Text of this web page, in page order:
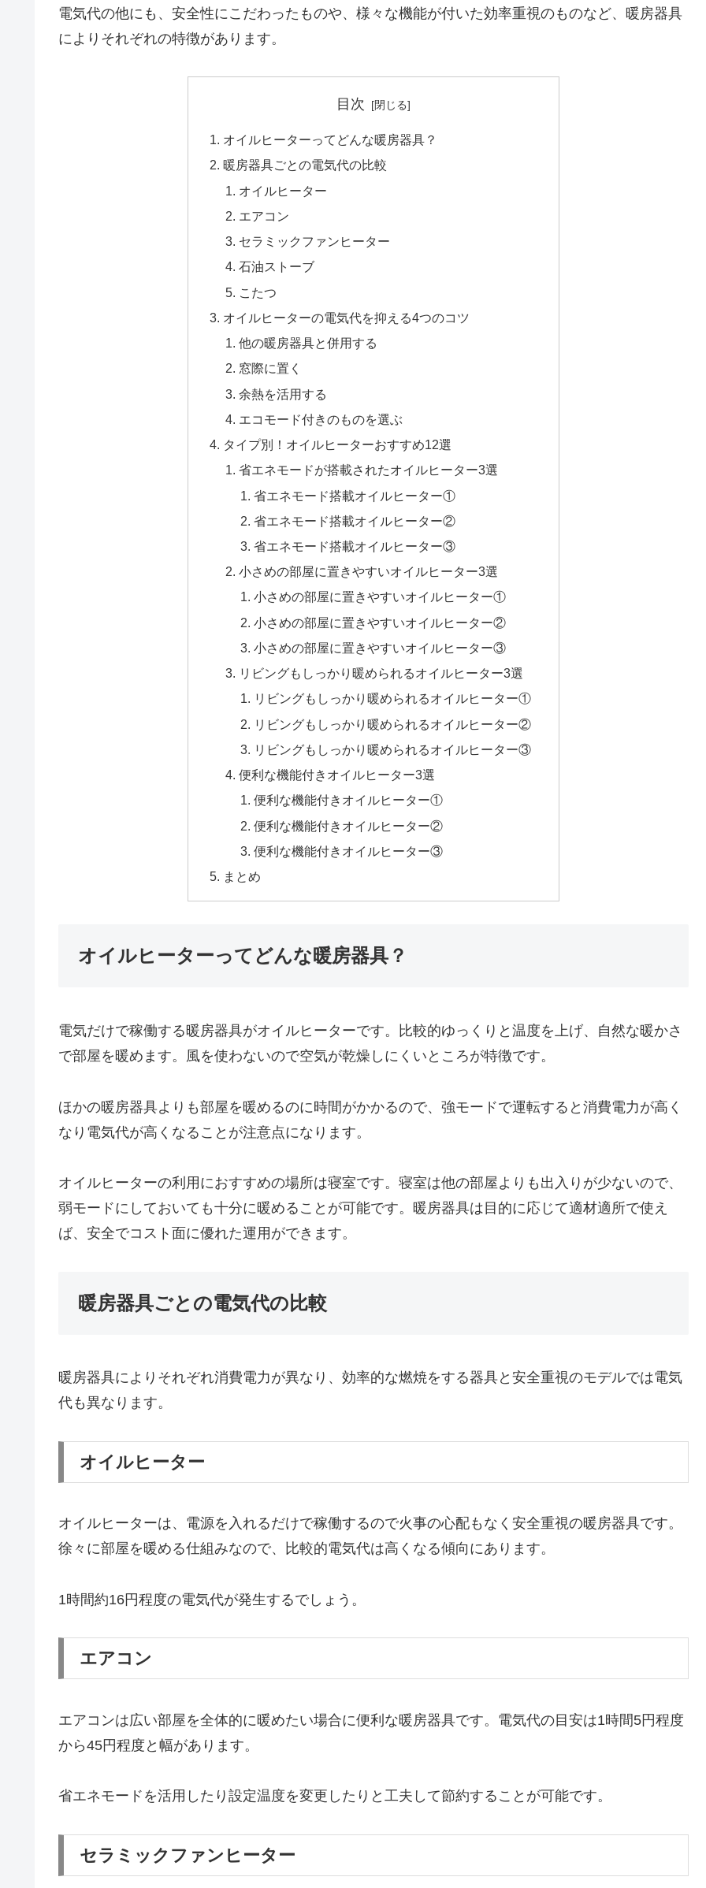
電気代の他にも、安全性にこだわったものや、様々な機能が付いた効率重視のものなど、暖房器具
によりそれぞれの特徴があります。
目次
オイルヒーターってどんな暖房器具？
暖房器具ごとの電気代の比較
オイルヒーター
エアコン
セラミックファンヒーター
石油ストーブ
こたつ
オイルヒーターの電気代を抑える4つのコツ
他の暖房器具と併用する
窓際に置く
余熱を活用する
エコモード付きのものを選ぶ
タイプ別！オイルヒーターおすすめ12選
省エネモードが搭載されたオイルヒーター3選
省エネモード搭載オイルヒーター①
省エネモード搭載オイルヒーター②
省エネモード搭載オイルヒーター③
小さめの部屋に置きやすいオイルヒーター3選
小さめの部屋に置きやすいオイルヒーター①
小さめの部屋に置きやすいオイルヒーター②
小さめの部屋に置きやすいオイルヒーター③
リビングもしっかり暖められるオイルヒーター3選
リビングもしっかり暖められるオイルヒーター①
リビングもしっかり暖められるオイルヒーター②
リビングもしっかり暖められるオイルヒーター③
便利な機能付きオイルヒーター3選
便利な機能付きオイルヒーター①
便利な機能付きオイルヒーター②
便利な機能付きオイルヒーター③
まとめ
オイルヒーターってどんな暖房器具？
電気だけで稼働する暖房器具がオイルヒーターです。比較的ゆっくりと温度を上げ、自然な暖かさ
で部屋を暖めます。風を使わないので空気が乾燥しにくいところが特徴です。
ほかの暖房器具よりも部屋を暖めるのに時間がかかるので、強モードで運転すると消費電力が高く
なり電気代が高くなることが注意点になります。
オイルヒーターの利用におすすめの場所は寝室です。寝室は他の部屋よりも出入りが少ないので、
弱モードにしておいても十分に暖めることが可能です。暖房器具は目的に応じて適材適所で使え
ば、安全でコスト面に優れた運用ができます。
暖房器具ごとの電気代の比較
暖房器具によりそれぞれ消費電力が異なり、効率的な燃焼をする器具と安全重視のモデルでは電気
代も異なります。
オイルヒーター
オイルヒーターは、電源を入れるだけで稼働するので火事の心配もなく安全重視の暖房器具です。
徐々に部屋を暖める仕組みなので、比較的電気代は高くなる傾向にあります。
1時間約16円程度の電気代が発生するでしょう。
エアコン
エアコンは広い部屋を全体的に暖めたい場合に便利な暖房器具です。電気代の目安は1時間5円程度
から45円程度と幅があります。
省エネモードを活用したり設定温度を変更したりと工夫して節約することが可能です。
セラミックファンヒーター